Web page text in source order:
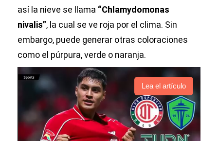
así la nieve se llama “Chlamydomonas
nivalis”, la cual se ve roja por el clima. Sin
embargo, puede generar otras coloraciones
como el púrpura, verde o naranja.
Lea el artículo